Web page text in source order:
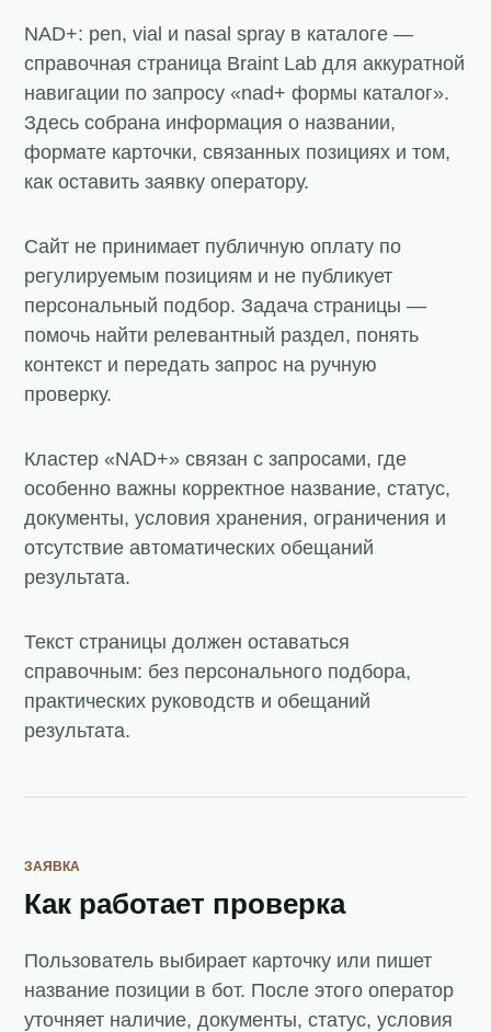
NAD+: pen, vial и nasal spray в каталоге —
справочная страница Braint Lab для аккуратной
навигации по запросу «nad+ формы каталог».
Здесь собрана информация о названии,
формате карточки, связанных позициях и том,
как оставить заявку оператору.
Сайт не принимает публичную оплату по
регулируемым позициям и не публикует
персональный подбор. Задача страницы —
помочь найти релевантный раздел, понять
контекст и передать запрос на ручную
проверку.
Кластер «NAD+» связан с запросами, где
особенно важны корректное название, статус,
документы, условия хранения, ограничения и
отсутствие автоматических обещаний
результата.
Текст страницы должен оставаться
справочным: без персонального подбора,
практических руководств и обещаний
результата.
ЗАЯВКА
Как работает проверка
Пользователь выбирает карточку или пишет
название позиции в бот. После этого оператор
уточняет наличие, документы, статус, условия